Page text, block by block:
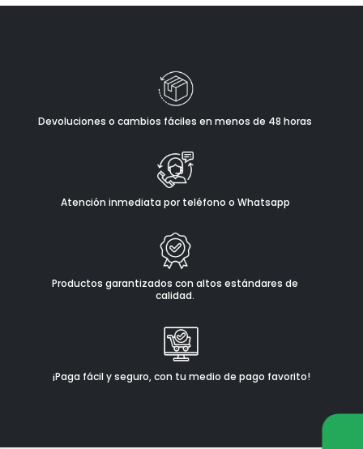
Devoluciones o cambios fáciles en menos de 48 horas
Atención inmediata por teléfono o Whatsapp
Productos garantizados con altos estándares de
calidad.
¡Paga fácil y seguro, con tu medio de pago favorito!